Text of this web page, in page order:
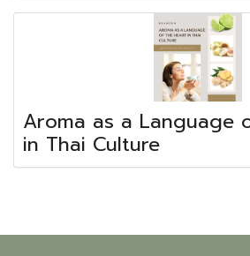
Aroma as a Language
in Thai Culture